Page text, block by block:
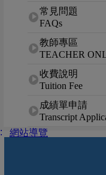
常見問題
FAQs
教師專區
TEACHER
收費說明
Tuition Fee
成績單申請
Transcript
網站導覽